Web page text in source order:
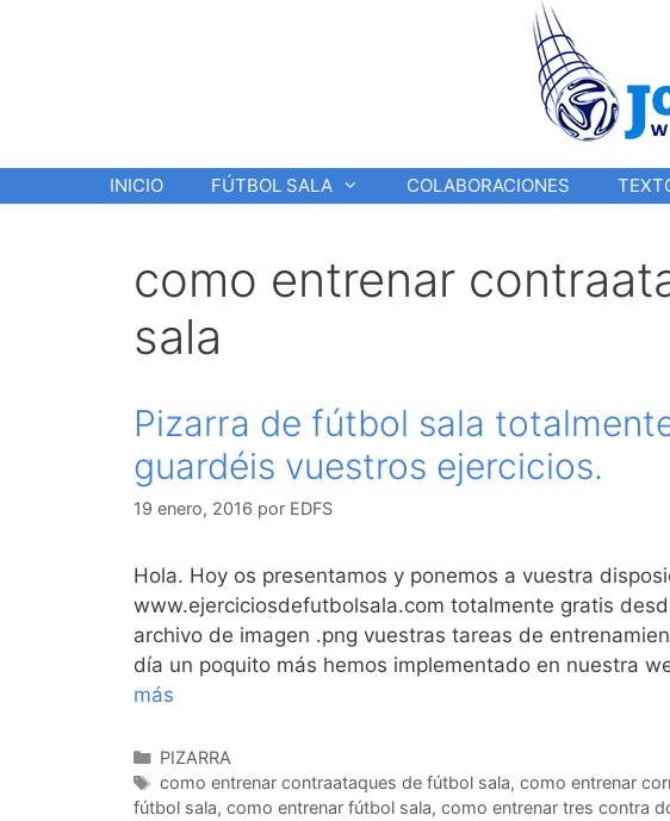
INICIO FÚTBOL SALA COLABORACIONES
como entrenar
sala
Pizarra de fútbol sala
guardéis vuestros ejercicios.
19 enero, 2016 por EDFS
Hola. Hoy os presentamos y ponemos a vuestra
www.ejerciciosdefutbolsala.com totalmente gratis
archivo de imagen .png vuestras tareas de
día un poquito más hemos implementado en nuestra
más
Categorías
PIZARRA
Etiquetas
como entrenar contraataques de fútbol sala, como entrenar
fútbol sala, como entrenar fútbol sala, como entrenar tres contra